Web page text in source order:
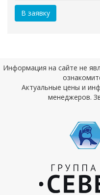
Информация на сайте не
Актуальные цены и
менеджеров.